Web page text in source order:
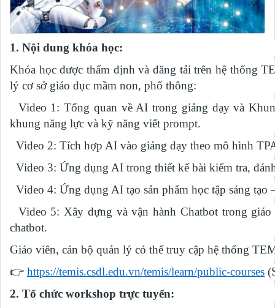
1. Nội dung khóa học:
Khóa học được thẩm định và đăng tải trên hệ thống
lý cơ sở giáo dục mầm non, phổ thông:
Video 1: Tổng quan về AI trong giảng dạy và
khung năng lực và kỹ năng viết prompt.
Video 2: Tích hợp AI vào giảng dạy theo mô hình
Video 3: Ứng dụng AI trong thiết kế bài kiểm tra,
Video 4: Ứng dụng AI tạo sản phẩm học tập sáng
Video 5: Xây dựng và vận hành Chatbot trong
chatbot.
Giáo viên, cán bộ quản lý có thể truy cập hệ thống
👉 https://temis.csdl.edu.vn/temis/learn/public-courses
2. Tổ chức workshop trực tuyến: